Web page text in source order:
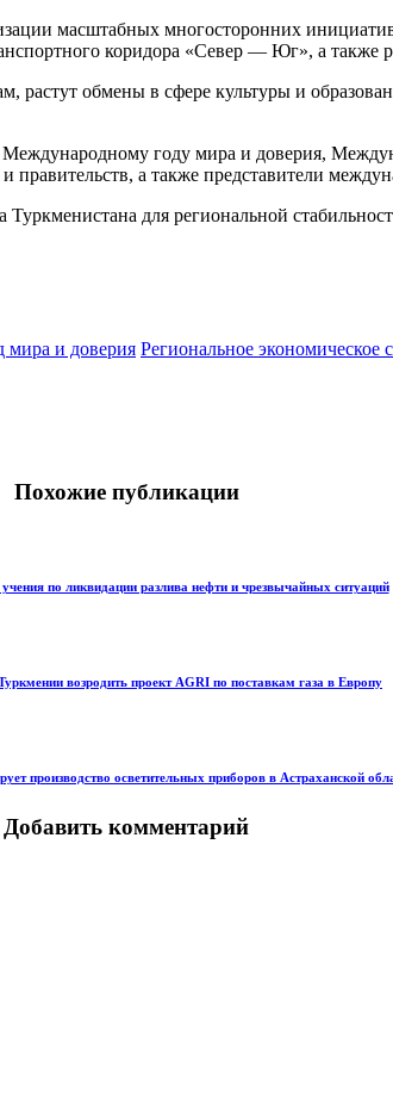
масштабных многосторонних
коридора «Север — Юг», а
обмены в сфере культуры и
году мира и доверия,
правительств, а также представители
для региональной
и доверия Региональное экономическое
Похожие публикации
по ликвидации разлива нефти и чрезвычайных ситуаций
возродить проект AGRI по поставкам газа в Европу
производство осветительных приборов в Астраханской
Добавить комментарий